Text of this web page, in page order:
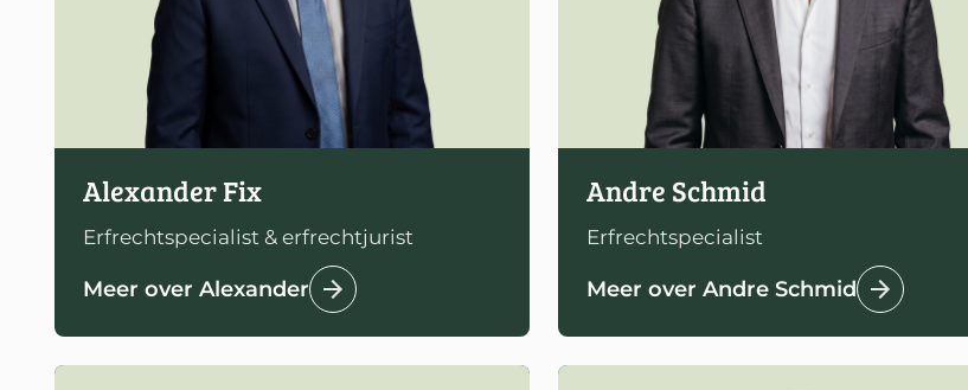
Alexander Fix
Erfrechtspecialist & erfrechtjurist
Meer over Alexander
Andre Schmid
Erfrechtspecialist
Meer over Andre Schmid